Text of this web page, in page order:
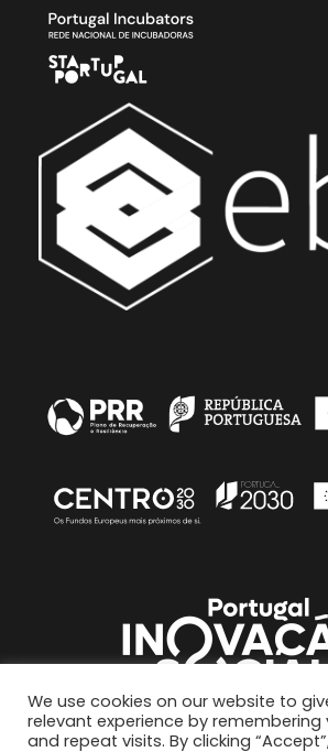
We use cookies on our website to
relevant experience by remembering
and repeat visits. By clicking